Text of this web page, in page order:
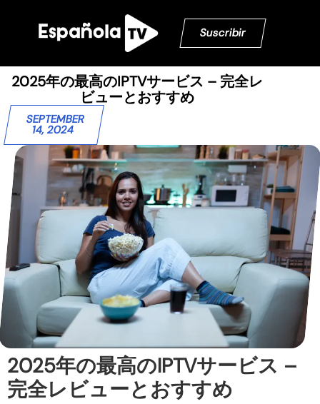
Suscribir
2025年の最高のIPTVサービス – 完全レ
ビューとおすすめ
SEPTEMBER
14, 2024
2025年の最高のIPTVサービス –
完全レビューとおすすめ